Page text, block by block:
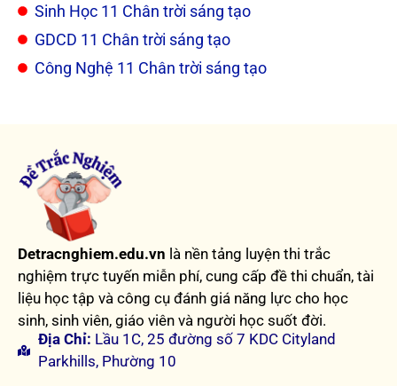
Sinh Học 11 Chân trời sáng tạo
GDCD 11 Chân trời sáng tạo
Công Nghệ 11 Chân trời sáng tạo
Detracnghiem.edu.vn là nền tảng luyện thi trắc
nghiệm trực tuyến miễn phí, cung cấp đề thi chuẩn, tài
liệu học tập và công cụ đánh giá năng lực cho học
sinh, sinh viên, giáo viên và người học suốt đời.
Địa Chỉ: Lầu 1C, 25 đường số 7 KDC Cityland
Parkhills, Phường 10